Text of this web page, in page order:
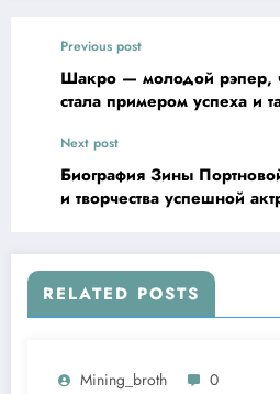
Previous post
Шакро — молодой рэпер,
стала примером успеха и
Next post
Биография Зины
и творчества успешной
RELATED POSTS
Mining_broth 0